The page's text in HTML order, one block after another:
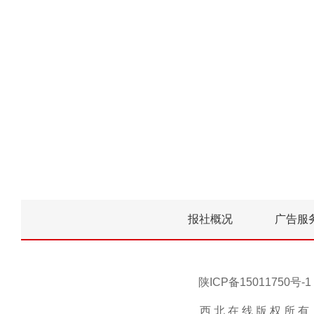
报社概况 广告服
陕ICP备15011750号-
西 北 在 线 版 权 所